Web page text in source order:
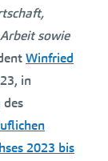
sowie
Winfried
in
2023 bis